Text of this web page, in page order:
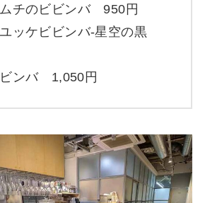
チのビビンバ 950円
ッケビビンバ-星空の黒
ンバ 1,050円